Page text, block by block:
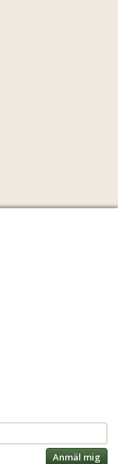
Anmäl mig